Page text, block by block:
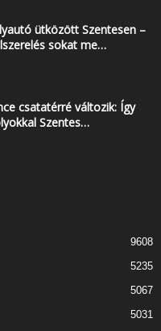
ütközött Szentesen –
sokat me…
csatatérré változik: Így
Szentes…
9608
5235
5067
5031